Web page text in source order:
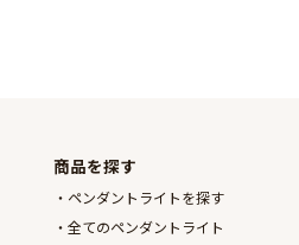
商品を探す
ペンダントライトを探す
全てのペンダントライト